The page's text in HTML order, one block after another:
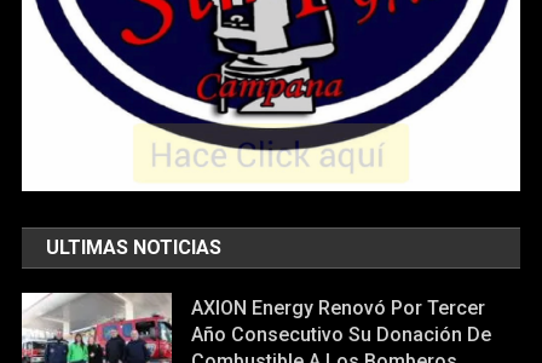
ULTIMAS NOTICIAS
AXION Energy Renovó Por Tercer
Año Consecutivo Su Donación De